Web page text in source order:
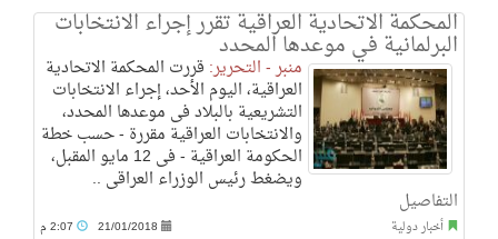
المحكمة الاتحادية العراقية تقرر إجراء الانتخابات
البرلمانية في موعدها المحدد
منبر - التحرير: قررت المحكمة الاتحادية
العراقية، اليوم الأحد، إجراء الانتخابات
التشريعية بالبلاد فى موعدها المحدد،
والانتخابات العراقية مقررة - حسب خطة
الحكومة العراقية - فى 12 مايو المقبل،
ويضغط رئيس الوزراء العراقى ..
التفاصيل
أخبار دولية 21/01/2018